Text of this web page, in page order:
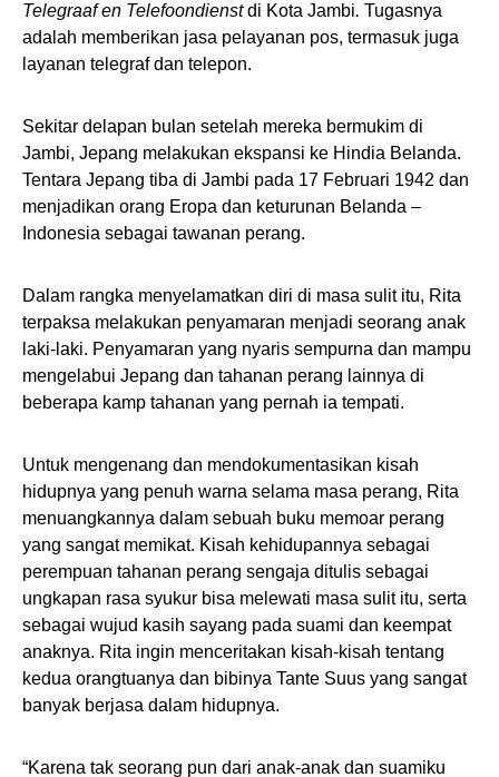
Telegraaf en Telefoondienstdi Kota Jambi. Tugasnya
adalah memberikan jasa pelayanan pos, termasuk juga
layanan telegraf dan telepon.
Sekitar delapan bulan setelah mereka bermukim di
Jambi, Jepang melakukan ekspansi ke Hindia Belanda.
Tentara Jepang tiba di Jambi pada 17 Februari 1942 dan
menjadikan orang Eropa dan keturunan Belanda –
Indonesia sebagai tawanan perang.
Dalam rangka menyelamatkan diri di masa sulit itu, Rita
terpaksa melakukan penyamaran menjadi seorang anak
laki-laki. Penyamaran yang nyaris sempurna dan mampu
mengelabui Jepang dan tahanan perang lainnya di
beberapa kamp tahanan yang pernah ia tempati.
Untuk mengenang dan mendokumentasikan kisah
hidupnya yang penuh warna selama masa perang, Rita
menuangkannya dalam sebuah buku memoar perang
yang sangat memikat. Kisah kehidupannya sebagai
perempuan tahanan perang sengaja ditulis sebagai
ungkapan rasa syukur bisa melewati masa sulit itu, serta
sebagai wujud kasih sayang pada suami dan keempat
anaknya. Rita ingin menceritakan kisah-kisah tentang
kedua orangtuanya dan bibinya Tante Suus yang sangat
banyak berjasa dalam hidupnya.
“Karena tak seorang pun dari anak-anak dan suamiku